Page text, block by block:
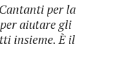
per la
aiutare gli
insieme. È il